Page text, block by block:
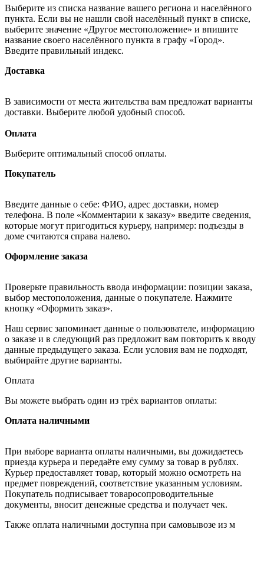
Выберите из списка название вашего региона и населённого
пункта. Если вы не нашли свой населённый пункт в списке,
выберите значение «Другое местоположение» и впишите
название своего населённого пункта в графу «Город».
Введите правильный индекс.
Доставка
В зависимости от места жительства вам предложат варианты
доставки. Выберите любой удобный способ.
Оплата
Выберите оптимальный способ оплаты.
Покупатель
Введите данные о себе: ФИО, адрес доставки, номер
телефона. В поле «Комментарии к заказу» введите сведения,
которые могут пригодиться курьеру, например: подъезды в
доме считаются справа налево.
Оформление заказа
Проверьте правильность ввода информации: позиции заказа,
выбор местоположения, данные о покупателе. Нажмите
кнопку «Оформить заказ».
Наш сервис запоминает данные о пользователе, информацию
о заказе и в следующий раз предложит вам повторить к вводу
данные предыдущего заказа. Если условия вам не подходят,
выбирайте другие варианты.
Оплата
Вы можете выбрать один из трёх вариантов оплаты:
Оплата наличными
При выборе варианта оплаты наличными, вы дожидаетесь
приезда курьера и передаёте ему сумму за товар в рублях.
Курьер предоставляет товар, который можно осмотреть на
предмет повреждений, соответствие указанным условиям.
Покупатель подписывает товаросопроводительные
документы, вносит денежные средства и получает чек.
Также оплата наличными доступна при самовывозе из м